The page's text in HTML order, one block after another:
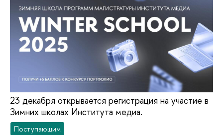
23 декабря открывается регистрация на участие в
Зимних школах Института медиа.
Поступающим